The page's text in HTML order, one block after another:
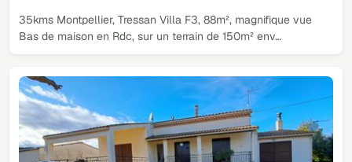
35kms Montpellier, Tressan Villa F3, 88m², magnifique vue
Bas de maison en Rdc, sur un terrain de 150m² env…